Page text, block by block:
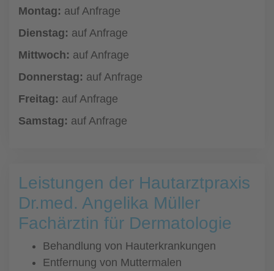
Montag: auf Anfrage
Dienstag: auf Anfrage
Mittwoch: auf Anfrage
Donnerstag: auf Anfrage
Freitag: auf Anfrage
Samstag: auf Anfrage
Leistungen der Hautarztpraxis
Dr.med. Angelika Müller
Fachärztin für Dermatologie
Behandlung von Hauterkrankungen
Entfernung von Muttermalen